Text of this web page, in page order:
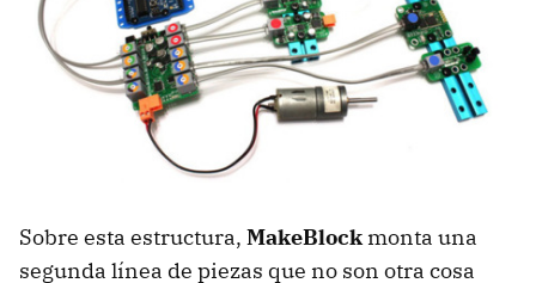
Sobre esta estructura, MakeBlockmonta una
segunda línea de piezas que no son otra cosa